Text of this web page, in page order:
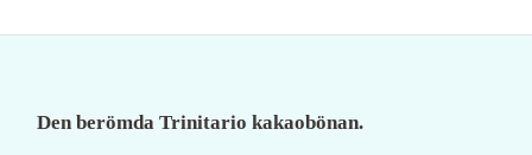
Den berömda Trinitario kakaobönan.